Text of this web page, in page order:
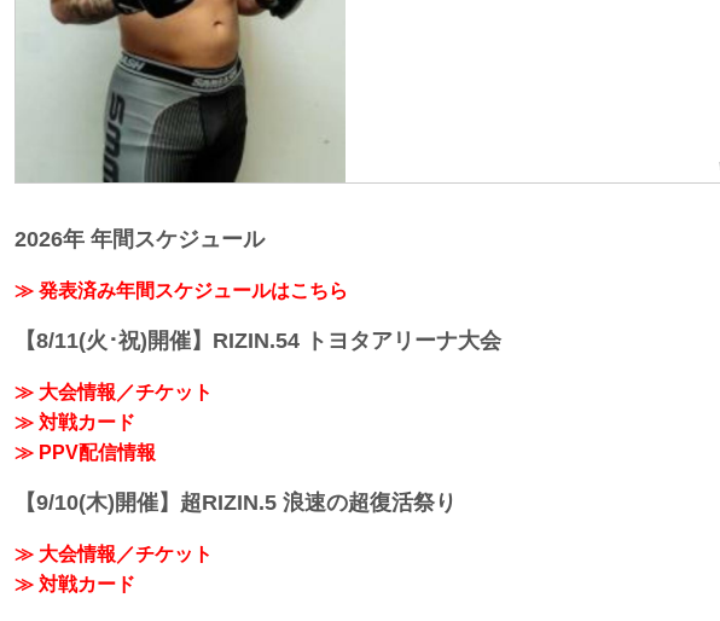
2026年 年間スケジュール
≫ 発表済み年間スケジュールはこちら
【8/11(火･祝)開催】RIZIN.54 トヨタアリーナ大会
≫ 大会情報／チケット
≫ 対戦カード
≫ PPV配信情報
【9/10(木)開催】超RIZIN.5 浪速の超復活祭り
≫ 大会情報／チケット
≫ 対戦カード